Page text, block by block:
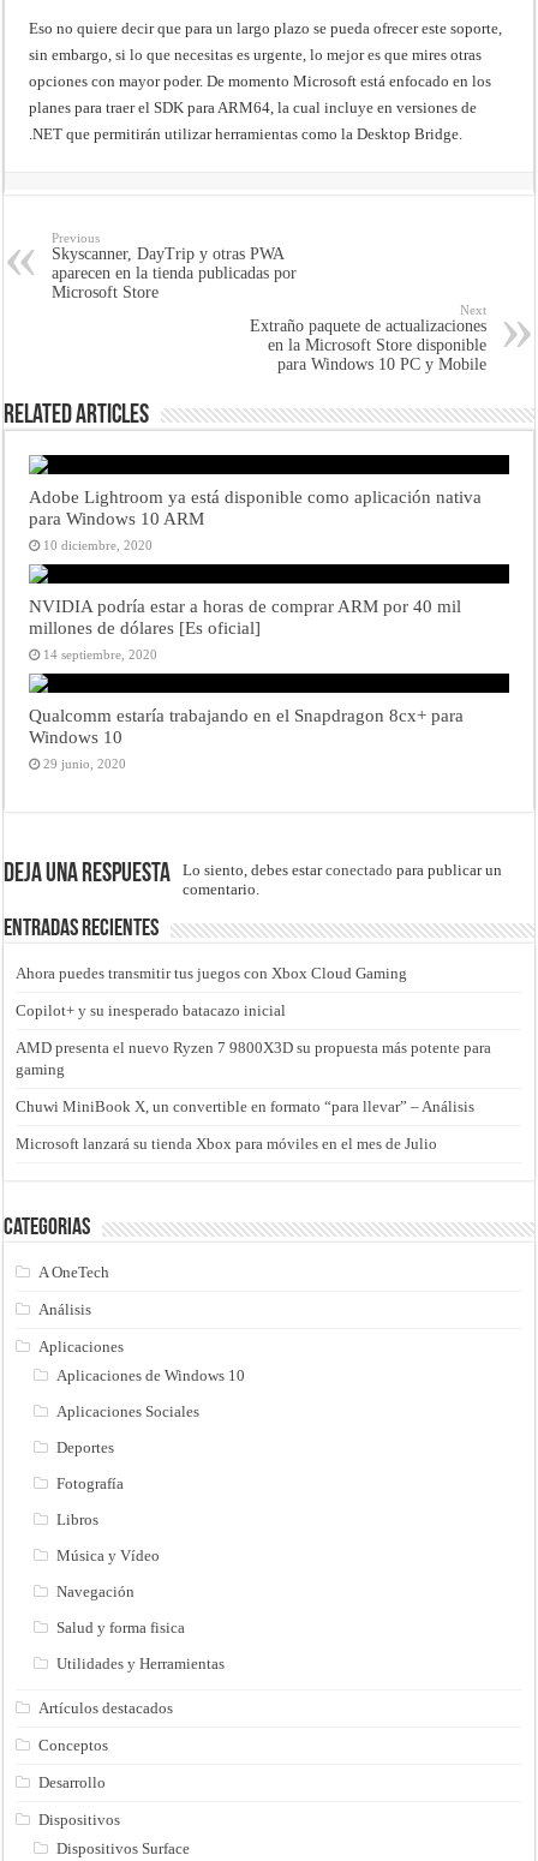
Eso no quiere decir que para un largo plazo se pueda ofrecer este soporte,
sin embargo, si lo que necesitas es urgente, lo mejor es que mires otras
opciones con mayor poder. De momento Microsoft está enfocado en los
planes para traer el SDK para ARM64, la cual incluye en versiones de
.NET que permitirán utilizar herramientas como la Desktop Bridge.
Previous
Skyscanner, DayTrip y otras PWA
aparecen en la tienda publicadas por
Microsoft Store
Next
Extraño paquete de actualizaciones
en la Microsoft Store disponible
para Windows 10 PC y Mobile
Related Articles
Adobe Lightroom ya está disponible como aplicación nativa
para Windows 10 ARM
10 diciembre, 2020
NVIDIA podría estar a horas de comprar ARM por 40 mil
millones de dólares [Es oficial]
14 septiembre, 2020
Qualcomm estaría trabajando en el Snapdragon 8cx+ para
Windows 10
29 junio, 2020
Deja una respuesta Lo siento, debes estarconectado para publicar un
comentario.
Entradas recientes
Ahora puedes transmitir tus juegos con Xbox Cloud Gaming
Copilot+ y su inesperado batacazo inicial
AMD presenta el nuevo Ryzen 7 9800X3D su propuesta más potente para
gaming
Chuwi MiniBook X, un convertible en formato “para llevar” – Análisis
Microsoft lanzará su tienda Xbox para móviles en el mes de Julio
Categorias
A OneTech
Análisis
Aplicaciones
Aplicaciones de Windows 10
Aplicaciones Sociales
Deportes
Fotografía
Libros
Música y Vídeo
Navegación
Salud y forma fisica
Utilidades y Herramientas
Artículos destacados
Conceptos
Desarrollo
Dispositivos
Dispositivos Surface